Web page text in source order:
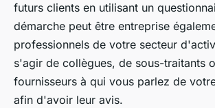
futurs clients en utilisant un
démarche peut être entreprise
professionnels de votre secteur
s'agir de collègues, de sous-traitants
fournisseurs à qui vous parlez de
afin d'avoir leur avis.